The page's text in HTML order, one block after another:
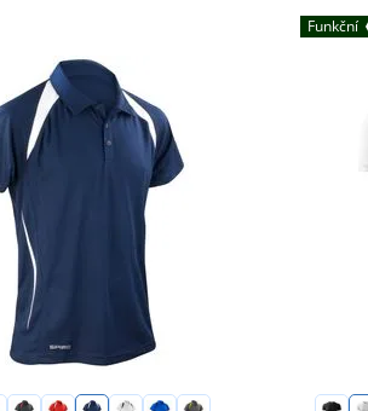
Funkční